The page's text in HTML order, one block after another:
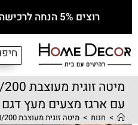
רוצים 5% הנחה לרכישה הראשונה? לחצו כאן!
עם ארגז מצעים מעץ דגם מליסה
> חנות > מיטה זוגית מעוצבת 160/200 בריפוד בד רחיץ עם ארגז מצעים מעץ דגם מליסה 160 – אפור